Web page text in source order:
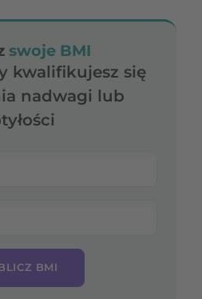
swoje BMI
kwalifikujesz się
nadwagi lub
BMI